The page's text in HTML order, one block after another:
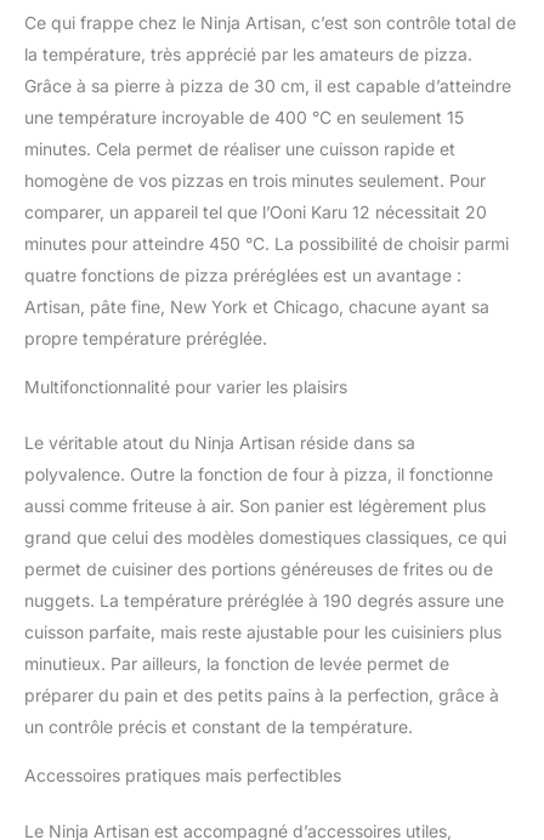
un œil sur la cuisson
grâce à la fenêtre et à la
lumière interne. IDÉAL
POUR TOUTE LA
FAMILLE : Cet appareil
de cuisson d’extérieur
peut contenir une pizza
ou un plateau de cuisson
de 30 cm, 6 blancs de
poulet, 1,3 kg d’ailes de
poulet ou de frites, ou un
gros pain. H 32 cm x L
59 cm x l 42 cm. Poids :
11,9 kg. Couleur : Vert
Ce qui frappe chez le Ninja Artisan, c’est son contrôle total de
la température, très apprécié par les amateurs de pizza.
Grâce à sa pierre à pizza de 30 cm, il est capable d’atteindre
une température incroyable de 400 °C en seulement 15
minutes. Cela permet de réaliser une cuisson rapide et
homogène de vos pizzas en trois minutes seulement. Pour
comparer, un appareil tel que l’Ooni Karu 12 nécessitait 20
minutes pour atteindre 450 °C. La possibilité de choisir parmi
quatre fonctions de pizza préréglées est un avantage :
Artisan, pâte fine, New York et Chicago, chacune ayant sa
propre température préréglée.
Multifonctionnalité pour varier les plaisirs
Le véritable atout du Ninja Artisan réside dans sa
polyvalence. Outre la fonction de four à pizza, il fonctionne
aussi comme friteuse à air. Son panier est légèrement plus
grand que celui des modèles domestiques classiques, ce qui
permet de cuisiner des portions généreuses de frites ou de
nuggets. La température préréglée à 190 degrés assure une
cuisson parfaite, mais reste ajustable pour les cuisiniers plus
minutieux. Par ailleurs, la fonction de levée permet de
préparer du pain et des petits pains à la perfection, grâce à
un contrôle précis et constant de la température.
Accessoires pratiques mais perfectibles
Le Ninja Artisan est accompagné d’accessoires utiles,